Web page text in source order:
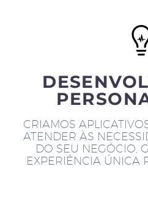
CRIAMOS
ATENDER ÀS
DO SEU NEGÓCIO,
EXPERIÊNCIA ÚNICA